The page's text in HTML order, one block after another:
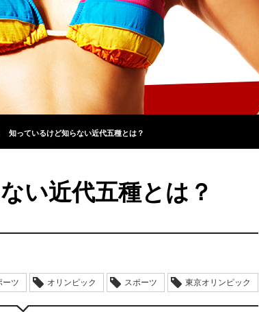
知っているけど知らない近代五種とは？
い近代五種とは？
ーツ オリンピック スポーツ 東京オリンピック